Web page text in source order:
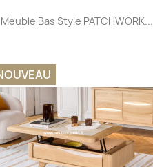
Aperçu rapide
Meuble Bas Style PATCHWORK...